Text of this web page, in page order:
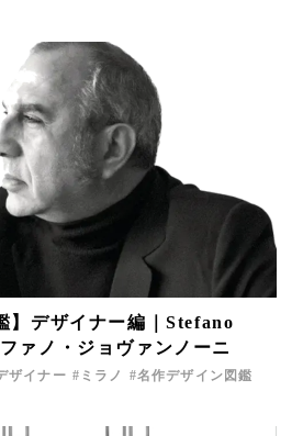
】デザイナー編｜Stefano
ァノ・ジョヴァンノーニ
ザイナー ミラノ 名作デザイン図鑑